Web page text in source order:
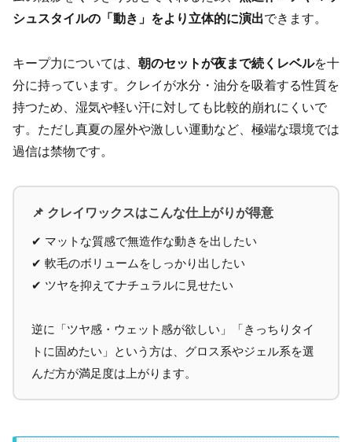
シュスタイルの「動き」をより立体的に演出できます。
キープ力については、 朝のセットが夜まで続くレベルを十
分に持っています。クレイが水分・油分を吸着する性質を
持つため、湿気や軽い汗に対しても比較的崩れにくいで
す。ただし真夏の屋外や激しい運動など、極端な環境では
過信は禁物です。
📌 クレイワックスはこんな仕上がりが得意
✔ マットな質感で無造作な動きを出したい
✔ 軟毛のボリュームをしっかり出したい
✔ ツヤを抑えてナチュラルに見せたい
逆に「ツヤ感・ウェット感が欲しい」「きっちりタイ
トに固めたい」という方は、グロス系やジェル系を選
んだ方が満足度は上がります。